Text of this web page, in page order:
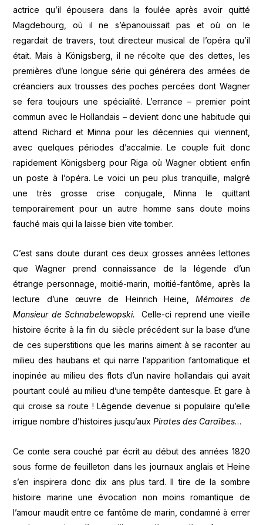
actrice qu’il épousera dans la foulée après avoir quitté
Magdebourg, où il ne s’épanouissait pas et où on le
regardait de travers, tout directeur musical de l’opéra qu’il
était. Mais à Königsberg, il ne récolte que des dettes, les
premières d’une longue série qui générera des armées de
créanciers aux trousses des poches percées dont Wagner
se fera toujours une spécialité. L’errance – premier point
commun avec le Hollandais – devient donc une habitude qui
attend Richard et Minna pour les décennies qui viennent,
avec quelques périodes d’accalmie. Le couple fuit donc
rapidement Königsberg pour Riga où Wagner obtient enfin
un poste à l’opéra. Le voici un peu plus tranquille, malgré
une très grosse crise conjugale, Minna le quittant
temporairement pour un autre homme sans doute moins
fauché mais qui la laisse bien vite tomber.
C’est sans doute durant ces deux grosses années lettones
que Wagner prend connaissance de la légende d’un
étrange personnage, moitié-marin, moitié-fantôme, après la
lecture d’une œuvre de Heinrich Heine,Mémoires de
Monsieur de Schnabelewopski.Celle-ci reprend une vieille
histoire écrite à la fin du siècle précédent sur la base d’une
de ces superstitions que les marins aiment à se raconter au
milieu des haubans et qui narre l’apparition fantomatique et
inopinée au milieu des flots d’un navire hollandais qui avait
pourtant coulé au milieu d’une tempête dantesque. Et gare à
qui croise sa route ! Légende devenue si populaire qu’elle
irrigue nombre d’histoires jusqu’auxPirates des Caraïbes…
Ce conte sera couché par écrit au début des années 1820
sous forme de feuilleton dans les journaux anglais et Heine
s’en inspirera donc dix ans plus tard. Il tire de la sombre
histoire marine une évocation non moins romantique de
l’amour maudit entre ce fantôme de marin, condamné à errer